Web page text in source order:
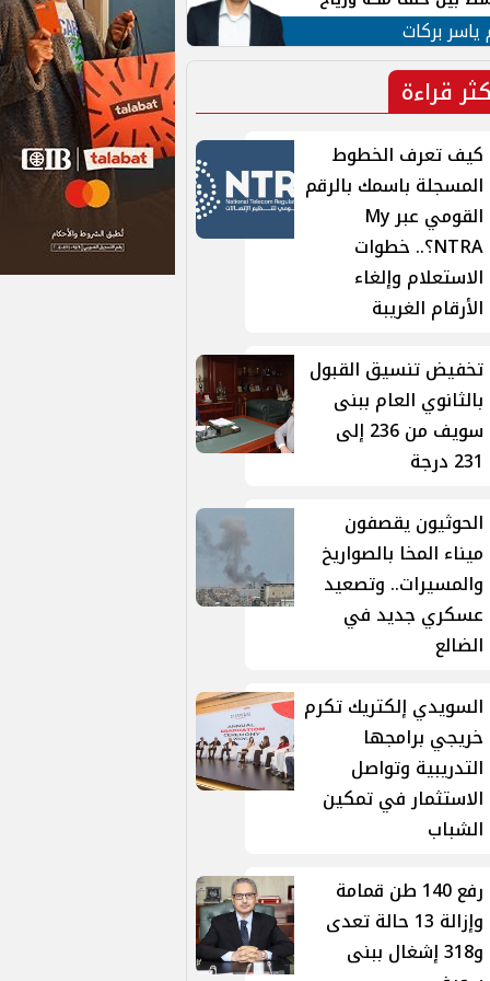
ياسر بركات
قراءة
كيف تعرف الخطوط
المسجلة باسمك بالرقم
القومي عبر My
NTRA؟.. خطوات
الاستعلام وإلغاء
الأرقام الغريبة
تخفيض تنسيق القبول
بالثانوي العام ببنى
سويف من 236 إلى
231 درجة
الحوثيون يقصفون
ميناء المخا بالصواريخ
والمسيرات.. وتصعيد
عسكري جديد في
الضالع
السويدي إلكتريك تكرم
خريجي برامجها
التدريبية وتواصل
الاستثمار في تمكين
الشباب
رفع 140 طن قمامة
وإزالة 13 حالة تعدى
و318 إشغال ببنى